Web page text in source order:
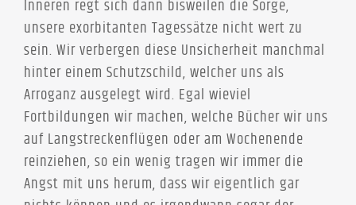
Inneren regt sich dann bisweilen die Sorge,
unsere exorbitanten Tagessätze nicht wert zu
sein. Wir verbergen diese Unsicherheit manchmal
hinter einem Schutzschild, welcher uns als
Arroganz ausgelegt wird. Egal wieviel
Fortbildungen wir machen, welche Bücher wir uns
auf Langstreckenflügen oder am Wochenende
reinziehen, so ein wenig tragen wir immer die
Angst mit uns herum, dass wir eigentlich gar